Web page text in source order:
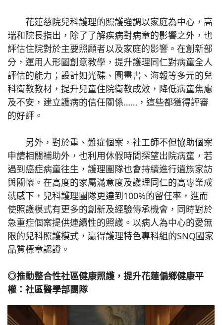
花蓮慈院兒科護理的照護強調以家庭為中心，高
瑞和院長指出，除了了解疾病對病童的影響之外，也
評估住院對於主要照顧者以及家庭的影響。在創新部
分，運用人形圖創意教學，提升護理同仁對病童全人
評估的能力；設計如光碟、圖畫書、海報等多元的兒
科衛教教材，提升兒童住院衛教成效，降低病童焦慮
及不安，建立護病的信任關係……，這些都獲得評審
的好評。
另外，對於重、難症個案，社工師不但協助個案
申請相關補助外，也利用休假時間探望出院病童，若
遇到癌症病童往生，護理團隊也會持續進行遺族家訪
與關懷。在高度的家屬滿意度及護理同仁的高專業成
就感下，兒科護理團隊更達到100%的留任率，進而
使照護模式有更多的創新及經驗傳承機會，同時對於
急重症個案提供連續性的照護。以病人為中心的愛無
限的兒科照護模式，贏得護理特色專科組的SNQ國家
品質標章認證。
◎推動整合性社區健康照護，提升花蓮偏鄉健康平
權：社區醫學部團隊